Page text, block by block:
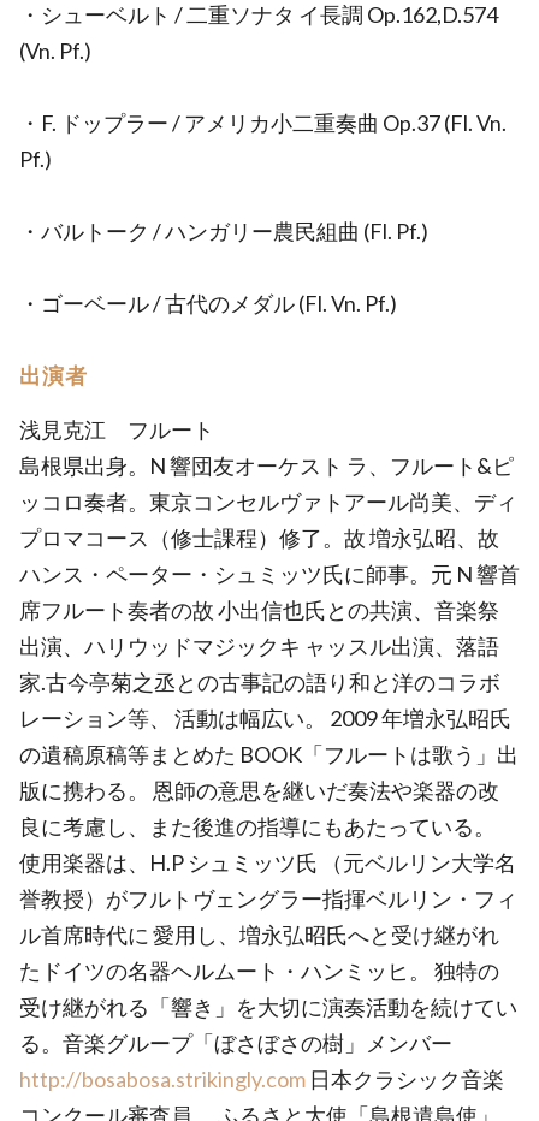
・シューベルト / 二重ソナタ イ長調 Op.162,D.574
(Vn. Pf.)
・F. ドップラー / アメリカ小二重奏曲 Op.37 (Fl. Vn.
Pf.)
・バルトーク / ハンガリー農民組曲 (Fl. Pf.)
・ゴーベール / 古代のメダル (Fl. Vn. Pf.)
出演者
浅見克江 フルート
島根県出身。N 響団友オーケスト ラ、フルート&ピ
ッコロ奏者。東京コンセルヴァトアール尚美、ディ
プロマコース（修士課程）修了。故 増永弘昭、故
ハンス・ペーター・シュミッツ氏に師事。元 N 響首
席フルート奏者の故 小出信也氏との共演、音楽祭
出演、ハリウッドマジックキ ャッスル出演、落語
家.古今亭菊之丞との古事記の語り和と洋のコラボ
レーション等、 活動は幅広い。 2009 年増永弘昭氏
の遺稿原稿等まとめた BOOK「フルートは歌う」出
版に携わる。 恩師の意思を継いだ奏法や楽器の改
良に考慮し、また後進の指導にもあたっている。
使用楽器は、H.P シュミッツ氏 （元ベルリン大学名
誉教授）がフルトヴェングラー指揮ベルリン・フィ
ル首席時代に 愛用し、増永弘昭氏へと受け継がれ
たドイツの名器ヘルムート・ハンミッヒ。 独特の
受け継がれる「響き」を大切に演奏活動を続けてい
る。音楽グループ「ぼさぼさの樹」メンバー
http://bosabosa.strikingly.com 日本クラシック音楽
コンクール審査員。 ふるさと大使「島根遣島使」